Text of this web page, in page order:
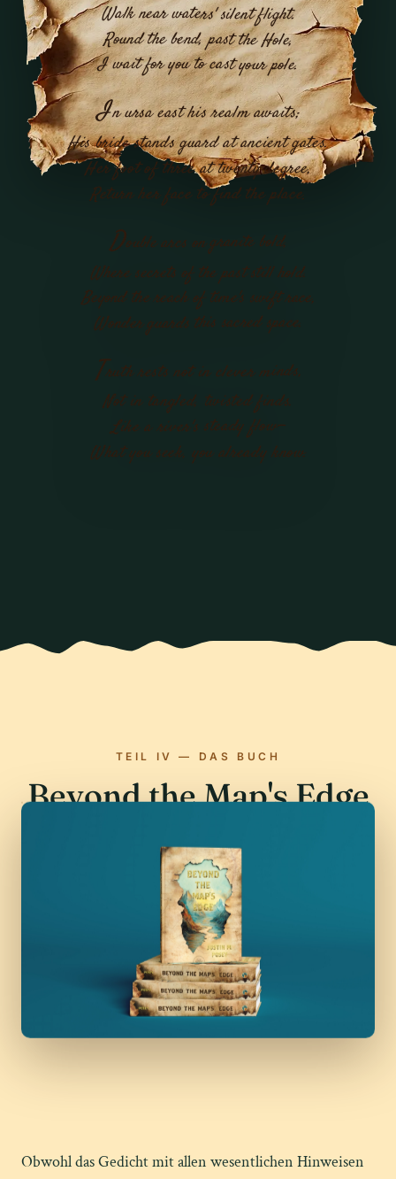
Walk near waters' silent flight.
Round the bend, past the Hole,
I wait for you to cast your pole.
In ursa east his realm awaits;
His bride stands guard at ancient gates.
Her foot of three at twenty degree,
Return her face to find the place.
Double arcs on granite bold,
Where secrets of the past still hold.
Beyond the reach of time's swift race,
Wonder guards this sacred space.
Truth rests not in clever minds,
Not in tangled, twisted finds.
Like a river's steady flow—
What you seek, you already know.
TEIL IV — DAS BUCH
Beyond the Map's Edge
Obwohl das Gedicht mit allen wesentlichen Hinweisen